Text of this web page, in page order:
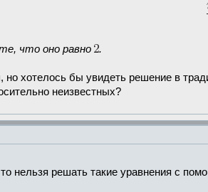
что оно равно .
но хотелось бы увидеть решение в
неизвестных?
нельзя решать такие уравнения с